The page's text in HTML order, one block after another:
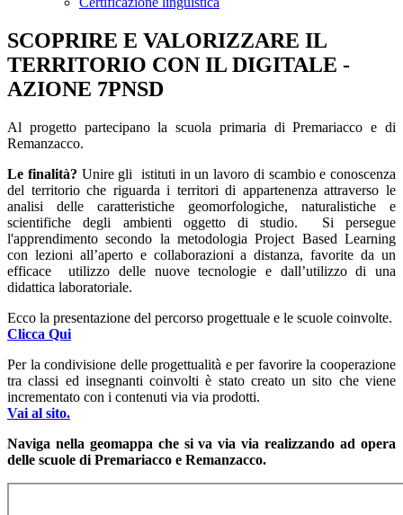
SCOPRIRE E VALORIZZARE IL
TERRITORIO CON IL DIGITALE -
AZIONE 7PNSD
Al progetto partecipano la scuola primaria di Premariacco e di
Remanzacco.
Le finalità? Unire gli istituti in un lavoro di scambio e conoscenza
del territorio che riguarda i territori di appartenenza attraverso le
analisi delle caratteristiche geomorfologiche, naturalistiche e
scientifiche degli ambienti oggetto di studio. Si persegue
l'apprendimento secondo la metodologia Project Based Learning
con lezioni all’aperto e collaborazioni a distanza, favorite da un
efficace utilizzo delle nuove tecnologie e dall’utilizzo di una
didattica laboratoriale.
Ecco la presentazione del percorso progettuale e le scuole coinvolte.
Clicca Qui
Per la condivisione delle progettualità e per favorire la cooperazione
tra classi ed insegnanti coinvolti è stato creato un sito che viene
incrementato con i contenuti via via prodotti.
Vai al sito.
Naviga nella geomappa che si va via via realizzando ad opera
delle scuole di Premariacco e Remanzacco.